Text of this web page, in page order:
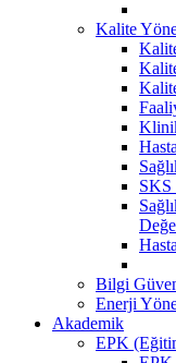
Kalite
SKS
Bilgi
Enerji
Akademik
EPK